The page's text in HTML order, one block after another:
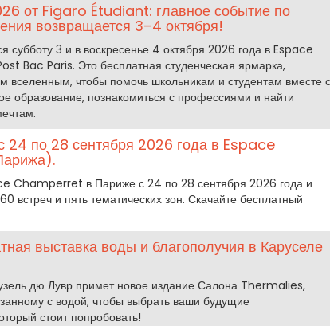
от Figaro Étudiant: главное событие по
возвращается 3–4 октября!
субботу 3 и в воскресенье 4 октября 2026 года в Espace
Bac Paris. Это бесплатная студенческая ярмарка,
вселенным, чтобы помочь школьникам и студентам вместе с
образование, познакомиться с профессиями и найти
24 по 28 сентября 2026 года в Espace
Champerret в Париже с 24 по 28 сентября 2026 года и
встреч и пять тематических зон. Скачайте бесплатный
выставка воды и благополучия в Каруселе
дю Лувр примет новое издание Салона Thermalies,
с водой, чтобы выбрать ваши будущие
стоит попробовать!